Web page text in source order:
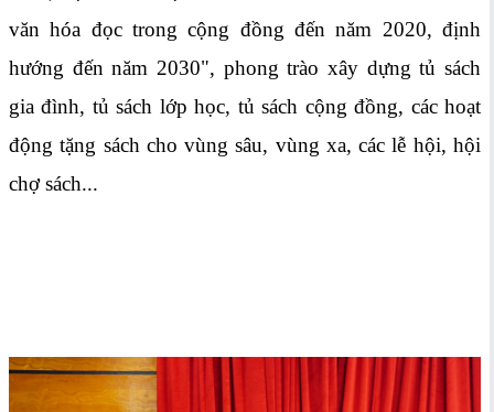
văn hóa đọc trong cộng đồng đến năm 2020, định
hướng đến năm 2030", phong trào xây dựng tủ sách
gia đình, tủ sách lớp học, tủ sách cộng đồng, các hoạt
động tặng sách cho vùng sâu, vùng xa, các lễ hội, hội
chợ sách...